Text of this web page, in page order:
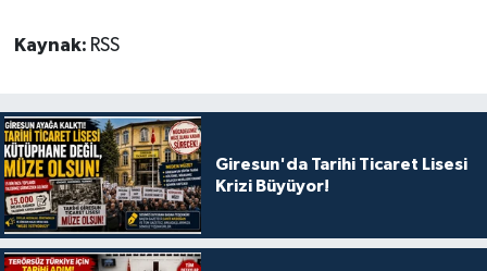
Kaynak: RSS
Giresun'da Tarihi Ticaret Lisesi
Krizi Büyüyor!